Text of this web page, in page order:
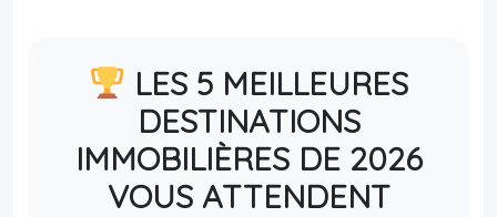
LES 5 MEILLEURES
DESTINATIONS
IMMOBILIÈRES DE 2026
VOUS ATTENDENT